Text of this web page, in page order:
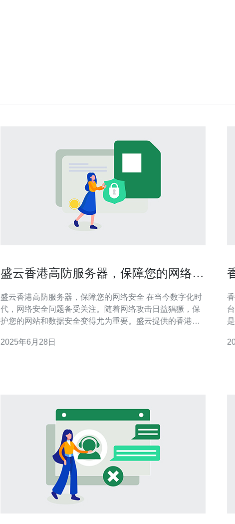
盛云香港高防服务器，保障您的网络安
盛云香港高防服务器，保障您的网络安全 在当今数字化时
代，网络安全问题备受关注。随着网络攻击日益猖獗，保
护您的网站和数据安全变得尤为重要。盛云提供的香港高
业务。 高防服务器是一种具有强大防御能力的服务器，可
2025年6月28日
香